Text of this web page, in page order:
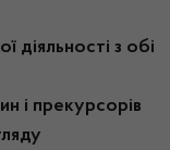
діяльності з
і прекурсорів